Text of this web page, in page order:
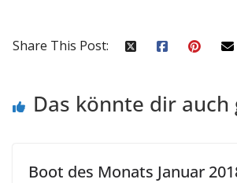
Share This Post:
Das könnte dir auch
Boot des Monats Januar